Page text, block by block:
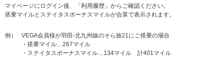
マイページにログイン後、「利用履歴」からご確認ください。
搭乗マイルとステイタスボーナスマイルが合算で表示されます。
例）
VEGA会員様が羽田-北九州線のそら旅21にご搭乗の場合
・搭乗マイル…267マイル
・ステイタスボーナスマイル…134マイル 計401マイル